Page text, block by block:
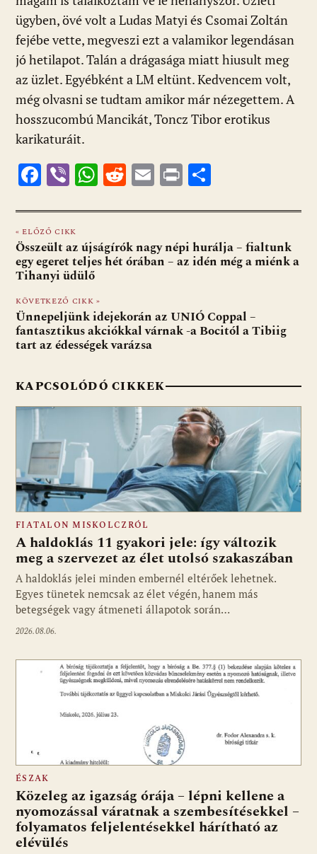
ügyben, övé volt a Ludas Matyi és Csomai Zoltán
fejébe vette, megveszi ezt a valamikor legendásan
jó hetilapot. Talán a drágasága miatt hiusult meg
az üzlet. Egyébként a LM eltünt. Kedvencem volt,
még olvasni se tudtam amikor már nézegettem. A
hosszucombú Mancikát, Toncz Tibor erotikus
karikaturáit.
F
e
b
o
o
k
Vi
er
W
at
s
A
p
R
d
di
t
E
ai
l
Pr
t za
m
e
« ELŐZŐ CIKK
Összeült az újságírók nagy népi hurálja – fialtunk
egy egeret teljes hét órában – az idén még a miénk a
Tihanyi üdülő
KÖVETKEZŐ CIKK »
Ünnepeljünk idejekorán az UNIÓ Coppal –
fantasztikus akciókkal várnak -a Bocitól a Tibiig
tart az édességek varázsa
KAPCSOLÓDÓ CIKKEK
FIATALON MISKOLCZRÓL
A haldoklás 11 gyakori jele: így változik
meg a szervezet az élet utolsó szakaszában
A haldoklás jelei minden embernél eltérőek lehetnek.
Egyes tünetek nemcsak az élet végén, hanem más
betegségek vagy átmeneti állapotok során…
2026.08.06.
ÉSZAK
Közeleg az igazság órája – lépni kellene a
nyomozással váratnak a szembesítésekkel –
folyamatos feljelentésekkel hárítható az
elévülés